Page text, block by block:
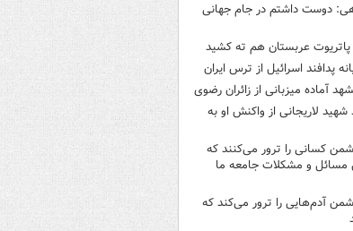
دوست داشتم در جام جهانی
عربستان هم ته‌ کشید
پدافند اسرائیل از ترس ایران
آماده میزبانی از زائران رضوی
شهید لاریجانی از واکنش او به
کسانی را ترور می‌کنند که
مسائل و مشکلات جامعه ما
آدم‌هایی را ترور می‌کند که